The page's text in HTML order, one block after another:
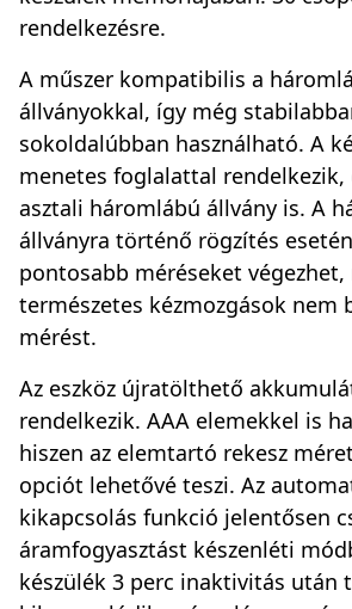
rendelkezésre.
A műszer kompatibilis a
állványokkal, így még
sokoldalúbban használható. A
menetes foglalattal rendelkezik,
asztali háromlábú állvány is. A
állványra történő rögzítés
pontosabb méréseket végezhet,
természetes kézmozgások nem
mérést.
Az eszköz újratölthető
rendelkezik. AAA elemekkel is
hiszen az elemtartó rekesz
opciót lehetővé teszi. Az
kikapcsolás funkció jelentősen
áramfogyasztást készenléti
készülék 3 perc inaktivitás után